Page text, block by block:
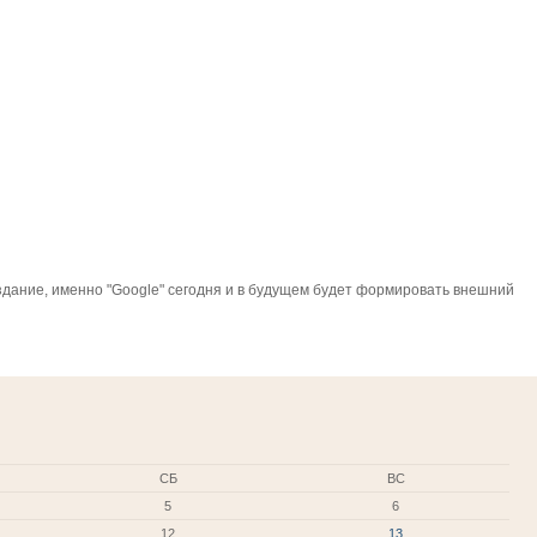
именно "Google" сегодня и в будущем будет формировать внешний
СБ
ВС
5
6
12
13